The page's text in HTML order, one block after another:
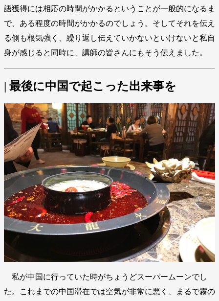
語獲得には相応の時間がかかるということが一般的になるま
で、ある程度の時間がかかるのでしょう。そしてそれを伝え
る側も根気強く、繰り返し伝えていかないといけないと私自
身が感じると同時に、講師の皆さんにもそう伝えました。
| 最後に中国で起こった出来事を
私が中国に行っていた時がちょうどスーパームーンでし
た。これまでの中国滞在では空気が非常に悪く、まるで霧の